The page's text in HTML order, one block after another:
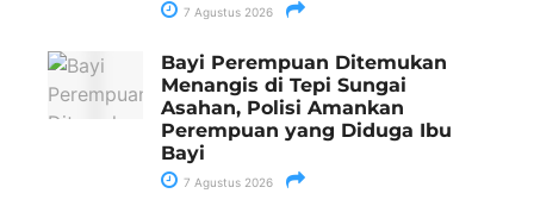
7 Agustus 2026
Bayi Perempuan Ditemukan
Menangis di Tepi Sungai
Asahan, Polisi Amankan
Perempuan yang Diduga Ibu
Bayi
7 Agustus 2026